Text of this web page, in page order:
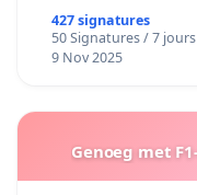
427 signatures
50 Signatures / 7 jours
9 Nov 2025
Genoeg met